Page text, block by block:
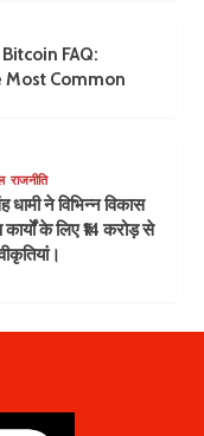
FAQ:
Most Common
राजनीति
धामी ने विभिन्न विकास
के लिए ₹14 करोड़ से